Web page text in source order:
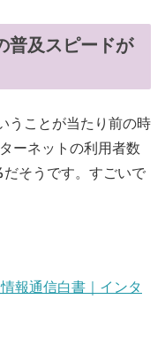
普及スピードが
うことが当たり前の時
ーネットの利用者数
だそうです。すごいで
報通信白書｜インタ